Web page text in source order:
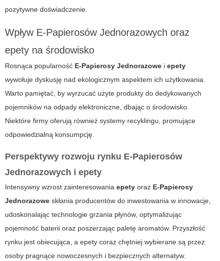
pozytywne doświadczenie.
Wpływ E-Papierosów Jednorazowych oraz
epety na środowisko
Rosnąca popularność E-Papierosy Jednorazowe i epety
wywołuje dyskusję nad ekologicznym aspektem ich użytkowania.
Warto pamiętać, by wyrzucać użyte produkty do dedykowanych
pojemników na odpady elektroniczne, dbając o środowisko.
Niektóre firmy oferują również systemy recyklingu, promujące
odpowiedzialną konsumpcję.
Perspektywy rozwoju rynku E-Papierosów
Jednorazowych i epety
Intensywny wzrost zainteresowania epety oraz E-Papierosy
Jednorazowe skłania producentów do inwestowania w innowacje,
udoskonalając technologie grzania płynów, optymalizując
pojemność baterii oraz poszerzając paletę aromatów. Przyszłość
rynku jest obiecująca, a epety coraz chętniej wybierane są przez
osoby pragnące nowoczesnych i bezpiecznych alternatyw.